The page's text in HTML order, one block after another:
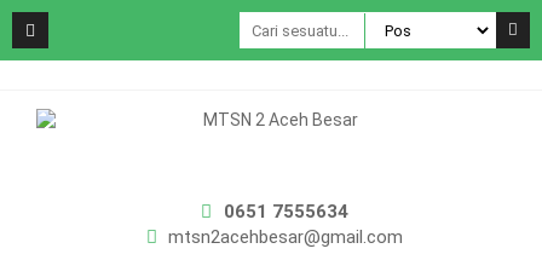
0651 7555634
mtsn2acehbesar@gmail.com